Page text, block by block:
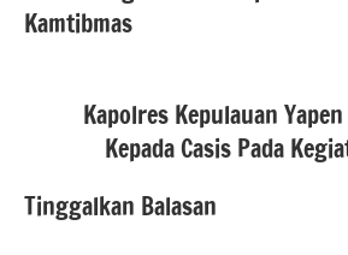
Kamtibmas
Kapolres Kepulauan
Kepada Casis Pada
Tinggalkan Balasan